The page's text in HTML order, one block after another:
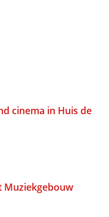
cinema in Huis de
Muziekgebouw